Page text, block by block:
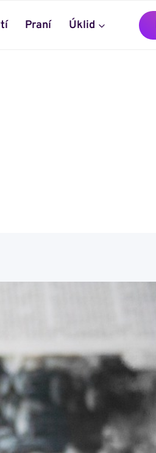
Praní Úklid